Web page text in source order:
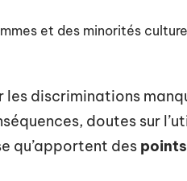
et des minorités
les discriminations
doutes sur
qu’apportent des